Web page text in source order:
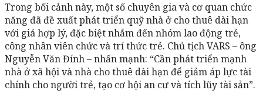
Trong bối cảnh này, một số chuyên gia và cơ quan chức
năng đã đề xuất phát triển quỹ nhà ở cho thuê dài hạn
với giá hợp lý, đặc biệt nhắm đến nhóm lao động trẻ,
công nhân viên chức và trí thức trẻ. Chủ tịch VARS – ông
Nguyễn Văn Đính – nhấn mạnh: “Cần phát triển mạnh
nhà ở xã hội và nhà cho thuê dài hạn để giảm áp lực tài
chính cho người trẻ, tạo cơ hội an cư và tích lũy tài sản”.